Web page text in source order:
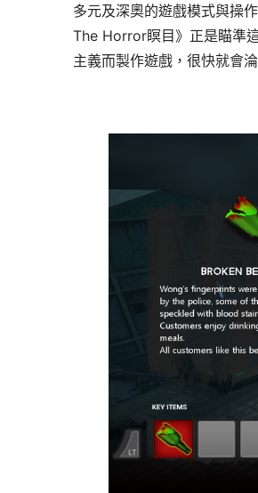
多元及深奧的遊戲模式與操
The Horror瞑目》正是瞄準
主義而製作遊戲，很快就會